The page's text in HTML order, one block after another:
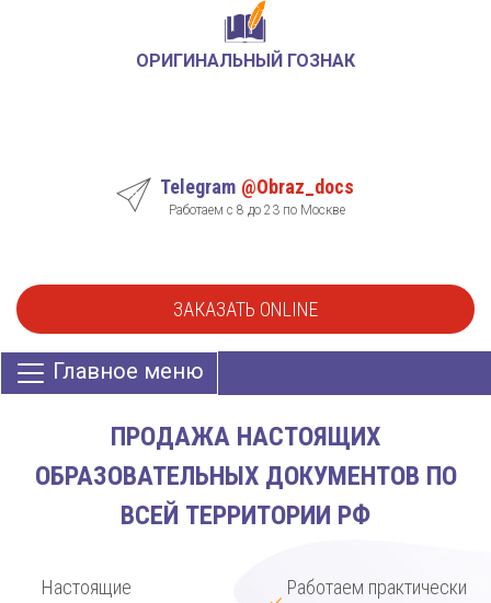
ОРИГИНАЛЬНЫЙ ГОЗНАК
Telegram @Obraz_docs
Работаем с 8 до 23 по Москве
ЗАКАЗАТЬ ONLINE
Главное меню
ПРОДАЖА НАСТОЯЩИХ
ОБРАЗОВАТЕЛЬНЫХ ДОКУМЕНТОВ ПО
ВСЕЙ ТЕРРИТОРИИ РФ
Настоящие
Работаем практически